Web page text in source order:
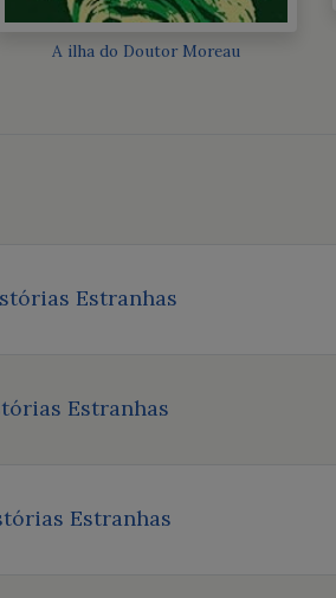
A ilha do Doutor Moreau
Estranhas
Estranhas
Estranhas